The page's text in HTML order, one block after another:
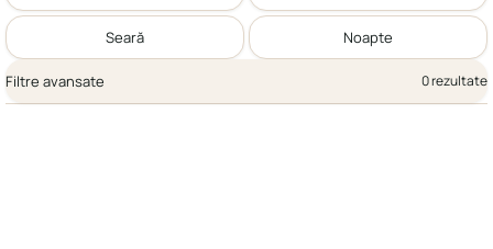
Seară Noapte
Filtre avansate 0 rezultate